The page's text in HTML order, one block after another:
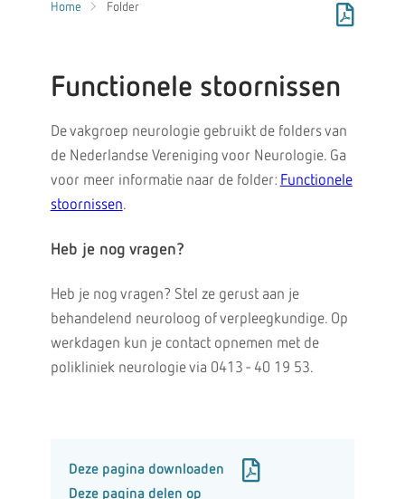
Home Folder
Functionele stoornissen
De vakgroep neurologie gebruikt de folders van
de Nederlandse Vereniging voor Neurologie. Ga
voor meer informatie naar de folder: Functionele
stoornissen.
Heb je nog vragen?
Heb je nog vragen? Stel ze gerust aan je
behandelend neuroloog of verpleegkundige. Op
werkdagen kun je contact opnemen met de
polikliniek neurologie via 0413 - 40 19 53.
Deze pagina downloaden
Deze pagina delen op